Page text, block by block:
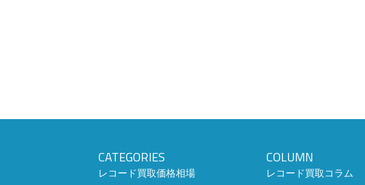
CATEGORIES
レコード買取価格相場
COLUMN
レコード買取コラム